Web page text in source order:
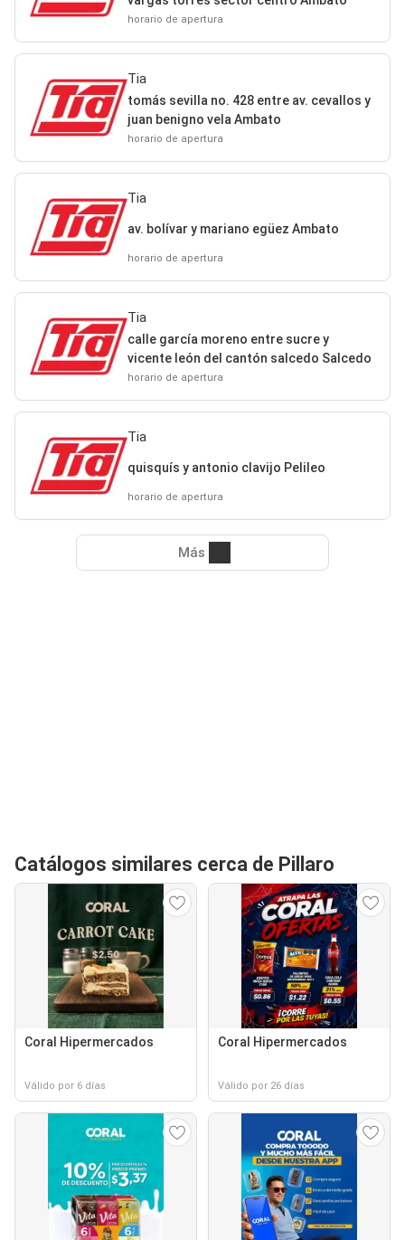
horario de apertura
Tia
tomás sevilla no. 428 entre av. cevallos y
juan benigno vela Ambato
horario de apertura
Tia
av. bolívar y mariano egüez Ambato
horario de apertura
Tia
calle garcía moreno entre sucre y
vicente león del cantón salcedo Salcedo
horario de apertura
Tia
quisquís y antonio clavijo Pelileo
horario de apertura
Más
Catálogos similares cerca de Pillaro
Coral Hipermercados
Válido por 6 días
Coral Hipermercados
Válido por 26 días